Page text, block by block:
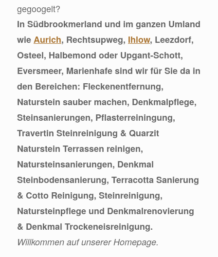
gegoogelt?
In Südbrookmerland und im ganzen Umland
wieAurich, Rechtsupweg, Ihlow, Leezdorf,
Osteel, Halbemond oder Upgant-Schott,
Eversmeer, Marienhafe sind wir für Sie da in
den Bereichen: Fleckenentfernung,
Naturstein sauber machen, Denkmalpflege,
Steinsanierungen, Pflasterreiningung,
Travertin Steinreinigung & Quarzit
Naturstein Terrassen reinigen,
Natursteinsanierungen, Denkmal
Steinbodensanierung, Terracotta Sanierung
& Cotto Reinigung, Steinreinigung,
Natursteinpflege und Denkmalrenovierung
& Denkmal Trockeneisreinigung.
Willkommen auf unserer Homepage.